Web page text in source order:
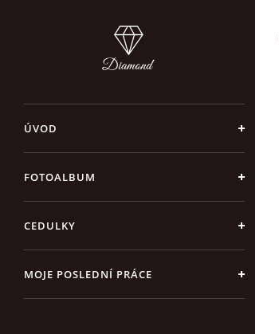
ÚVOD
FOTOALBUM
CEDULKY
MOJE POSLEDNÍ PRÁCE